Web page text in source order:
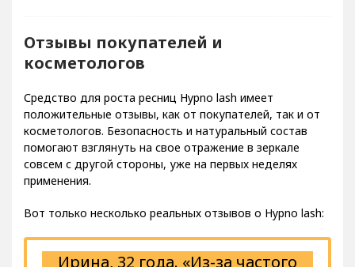
Отзывы покупателей и
косметологов
Средство для роста ресниц Hypno lash имеет
положительные отзывы, как от покупателей, так и от
косметологов. Безопасность и натуральный состав
помогают взглянуть на свое отражение в зеркале
совсем с другой стороны, уже на первых неделях
применения.
Вот только несколько реальных отзывов о Hypno lash:
Ирина, 32 года. «Из-за частого